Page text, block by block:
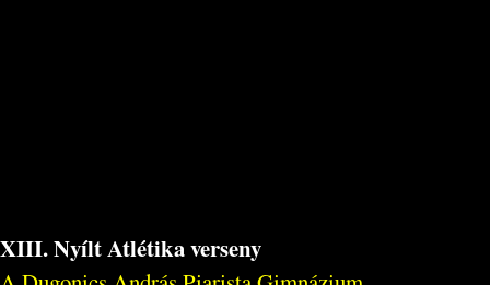
XIII. Nyílt Atlétika verseny